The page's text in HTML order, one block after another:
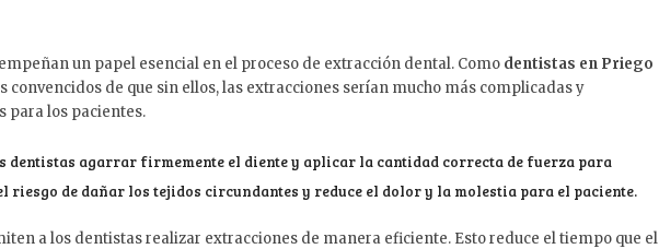
un papel esencial en el proceso de extracción dental. Como dentistas en Priego
convencidos de que sin ellos, las extracciones serían mucho más complicadas y
para los pacientes.
dentistas agarrar firmemente el diente y aplicar la cantidad correcta de fuerza para
riesgo de dañar los tejidos circundantes y reduce el dolor y la molestia para el paciente.
a los dentistas realizar extracciones de manera eficiente. Esto reduce el tiempo que el